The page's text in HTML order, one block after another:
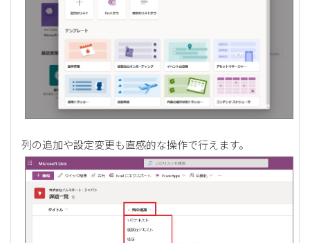
列の追加や設定変更も直感的な操作で行えます。